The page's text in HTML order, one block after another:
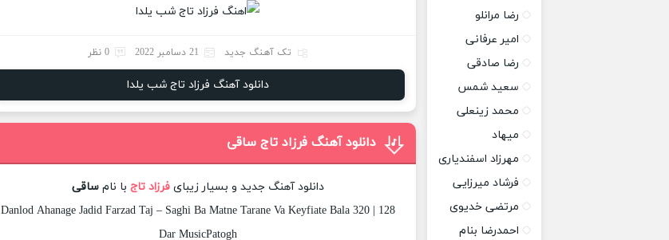
تک آهنگ جدید 21 دسامبر 2022 0 نظر
دانلود آهنگ فرزاد تاج شب یلدا
دانلود آهنگ فرزاد تاج ساقی
دانلود آهنگ جدید و بسیار زیبایفرزاد تاج با نامساقی
Danlod Ahanage Jadid Farzad Taj – Saghi Ba Matne Tarane Va Keyfiate Bala 320 | 128
Dar MusicPatogh
رضا مرانلو
امیر عرفانی
رضا صادقی
سعید شمس
محمد زینعلی
میهاد
مهرزاد اسفندیاری
فرشاد میرزایی
مرتضی خدیوی
احمدرضا بنام